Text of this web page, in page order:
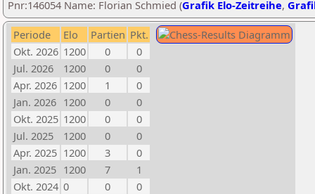
Pnr:146054 Name: Florian Schmied (Grafik Elo-Zeitreihe,
Periode Elo Partien Pkt.
Okt. 2026 1200 0
0
Jul. 2026
1200 0
0
Apr. 2026 1200 1
0
Jan. 2026 1200 0
0
Okt. 2025 1200 0
0
Jul. 2025
1200 0
0
Apr. 2025 1200 3
0
Jan. 2025 1200 7
1
Okt. 2024 0 0
0